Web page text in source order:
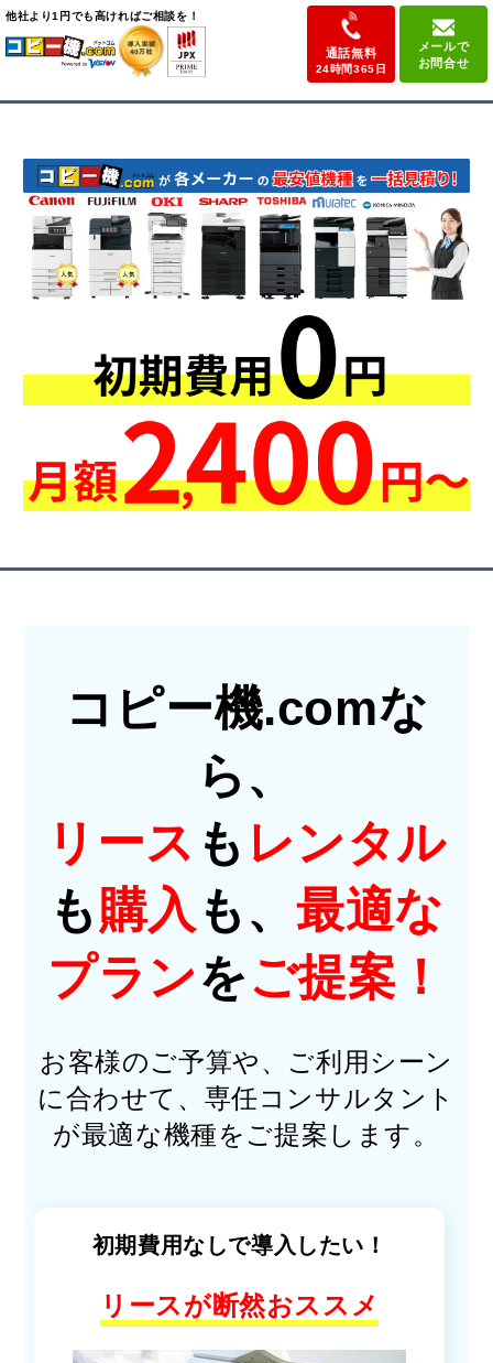
他社より1円でも高ければご相談を！
通話無料
24時間365日
メールで
お問合せ
コピー機.comな
ら、
リース も レンタル
も購入 も、最適な
プランをご提案！
お客様のご予算や、ご利用シーン
に合わせて、専任コンサルタント
が最適な機種をご提案します。
初期費用なしで導入したい！
リースが断然おススメ